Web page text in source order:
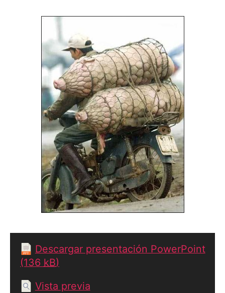
Descargar presentación PowerPoint
(136 kB)
Vista previa